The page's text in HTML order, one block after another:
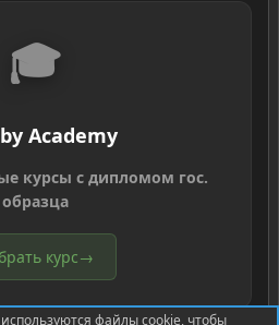
🎓
Academy
курсы с дипломом гос.
образца
курс→
файлы cookie, чтобы